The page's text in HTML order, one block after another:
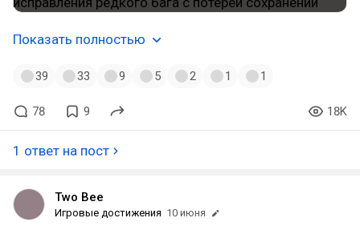
Показать полностью
39 33 9 5 2 1 1
78 9 18K
1 ответ на пост
Two Bee
Игровые достижения 10 июня